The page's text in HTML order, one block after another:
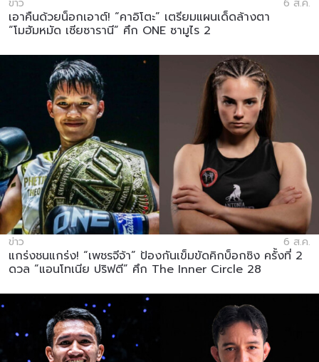
ข่าว 6 ส.ค.
เอาคืนด้วยน็อกเอาต์! “คาอิโตะ” เตรียมแผนเด็ดล้างตา
“โมฮัมหมัด เซียซารานี” ศึก ONE ซามูไร 2
ข่าว 6 ส.ค.
แกร่งชนแกร่ง! “เพชรจีจ้า” ป้องกันเข็มขัดคิกบ็อกซิง ครั้งที่ 2
ดวล “แอนโทเนีย ปริฟตี” ศึก The Inner Circle 28